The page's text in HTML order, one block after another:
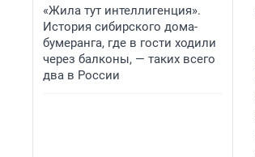
«Жила тут интеллигенция».
История сибирского дома-
бумеранга, где в гости ходили
через балконы, — таких всего
два в России